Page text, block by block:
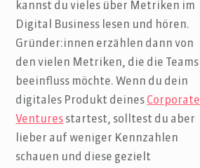
kannst du vieles über Metriken im
Digital Business lesen und hören.
Gründer:innen erzählen dann von
den vielen Metriken, die die Teams
beeinfluss möchte. Wenn du dein
digitales Produkt deines Corporate
Ventures startest, solltest du aber
lieber auf weniger Kennzahlen
schauen und diese gezielt